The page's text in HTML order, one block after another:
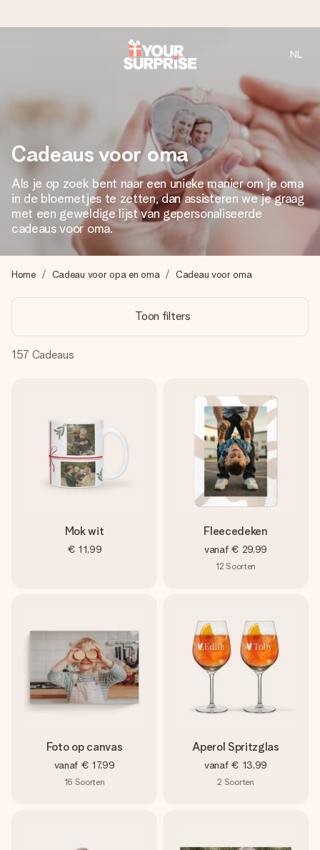
Voor 16:00 besteld, vandaag verzonden
We maken jouw cadeau met zorg en zorgen dat het
razendsnel onderweg is - zodat jij kunt geven op precies
het juiste moment, wanneer het het meeste betekent.
4,8 (gebaseerd op +8.000 reviews)
Onze cadeaus worden gewaardeerd. Klanten beoordelen
ons met een 4,7 op Google Reviews
Je maakt in een paar stappen iets unieks – met haar naam,
jullie foto of een boodschap die raakt. Zonder gedoe, maar
met alle aandacht voor het moment.
NL
Cadeaus voor oma
Als je op zoek bent naar een unieke manier om je oma
in de bloemetjes te zetten, dan assisteren we je graag
met een geweldige lijst van gepersonaliseerde
cadeaus voor oma.
Home Cadeau voor opa en oma Cadeau voor oma
Toon filters
157 Cadeaus
Mok wit
€ 11,99
Fleecedeken
vanaf € 29,99
12 Soorten
Foto op canvas
vanaf € 17,99
16 Soorten
Aperol Spritzglas
vanaf € 13,99
2 Soorten